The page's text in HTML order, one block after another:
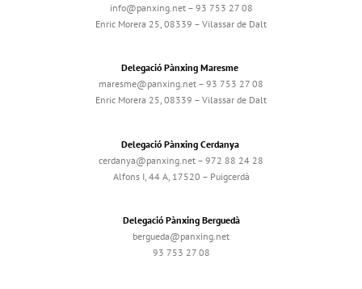
info@panxing.net – 93 753 27 08
Enric Morera 25, 08339 – Vilassar de Dalt
Delegació Pànxing Maresme
maresme@panxing.net – 93 753 27 08
Enric Morera 25, 08339 – Vilassar de Dalt
Delegació Pànxing Cerdanya
cerdanya@panxing.net – 972 88 24 28
Alfons I, 44 A, 17520 – Puigcerdà
Delegació Pànxing Berguedà
bergueda@panxing.net
93 753 27 08